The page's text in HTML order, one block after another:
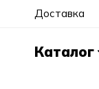
Доставка
Каталог